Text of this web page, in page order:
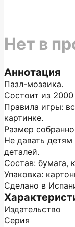
Аннотация
Пазл-мозаика.
Состоит из 2000
Правила игры:
картинке.
Размер
Не давать
деталей.
Состав: бумага,
Упаковка:
Сделано в
Издательство
Серия
Нет в